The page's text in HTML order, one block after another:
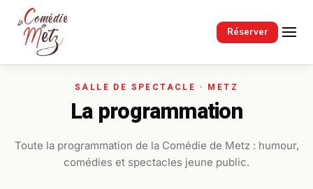
Réserver
Passer au contenu principal
La programmation
Toute la programmation de la Comédie de Metz : humour,
comédies et spectacles jeune public.